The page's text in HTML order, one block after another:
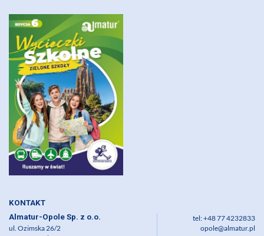
KONTAKT
Almatur-Opole Sp. z o.o.
ul. Ozimska 26/2
tel: +48 77 4232833
opole@almatur.pl